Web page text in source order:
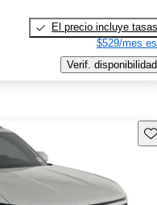
El precio incluye tasas
$529/mes
Verif. disponibilidad